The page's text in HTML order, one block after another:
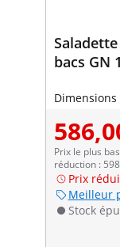
bacs GN
Dimensions
Prix le plus
réduction :
Prix
Meilleur
Stock